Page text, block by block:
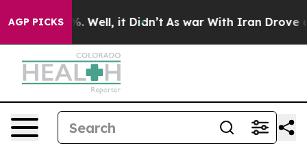
AGP PICKS
40%. Well, it Didn’t As war With Iran Drove oil